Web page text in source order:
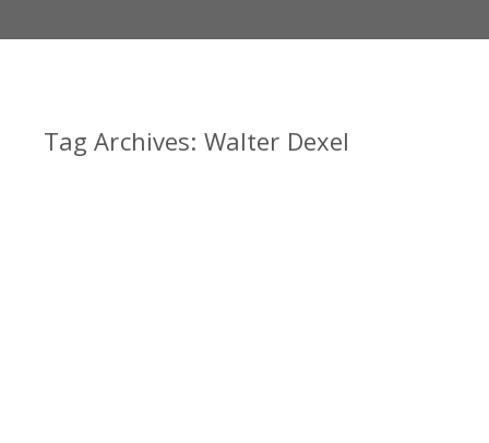
Tag Archives: Walter Dexel